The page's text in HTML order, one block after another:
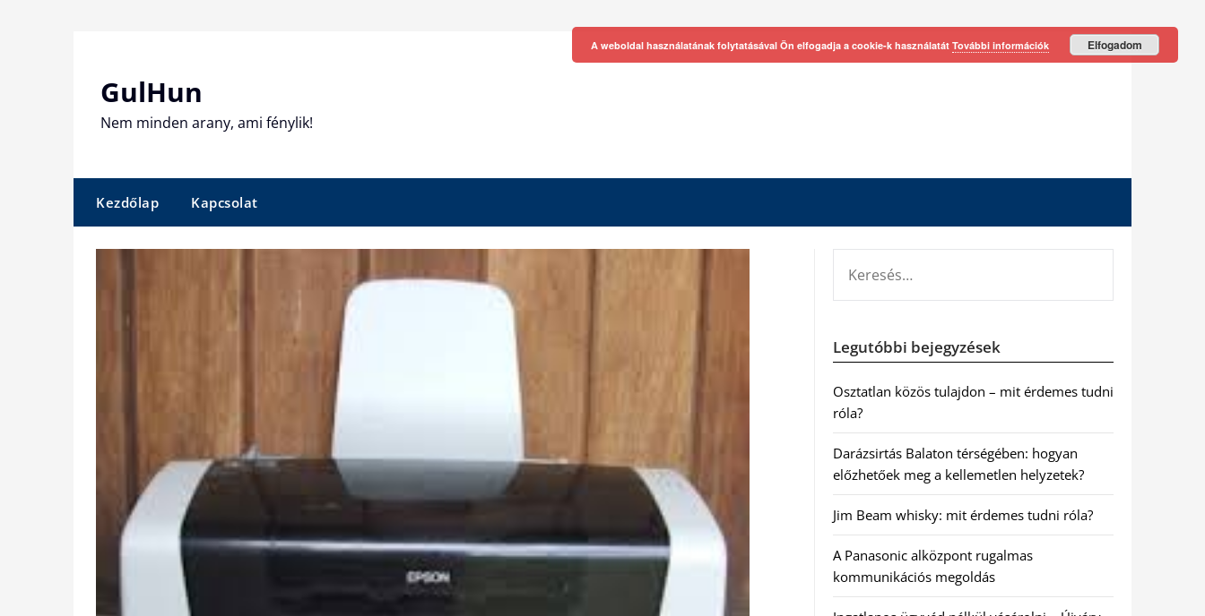
GulHun
Nem minden arany, ami fénylik!
Kezdőlap Kapcsolat
Legutóbbi bejegyzések
Osztatlan közös tulajdon – mit érdemes tudni
róla?
Darázsirtás Balaton térségében: hogyan
előzhetőek meg a kellemetlen helyzetek?
Jim Beam whisky: mit érdemes tudni róla?
A Panasonic alközpont rugalmas
kommunikációs megoldás
A weboldal használatának folytatásával Ön elfogadja a cookie-k használatát További információk Elfogadom